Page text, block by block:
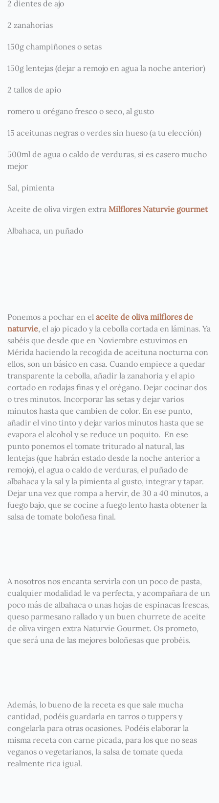
2 dientes de ajo
2 zanahorias
150g champiñones o setas
150g lentejas (dejar a remojo en agua la noche anterior)
2 tallos de apio
romero u orégano fresco o seco, al gusto
15 aceitunas negras o verdes sin hueso (a tu elección)
500ml de agua o caldo de verduras, si es casero mucho
mejor
Sal, pimienta
Aceite de oliva virgen extra Milflores Naturvie gourmet
Albahaca, un puñado
Ponemos a pochar en el aceite de oliva milflores de
naturvie, el ajo picado y la cebolla cortada en láminas. Ya
sabéis que desde que en Noviembre estuvimos en
Mérida haciendo la recogida de aceituna nocturna con
ellos, son un básico en casa. Cuando empiece a quedar
transparente la cebolla, añadir la zanahoria y el apio
cortado en rodajas finas y el orégano. Dejar cocinar dos
o tres minutos. Incorporar las setas y dejar varios
minutos hasta que cambien de color. En ese punto,
añadir el vino tinto y dejar varios minutos hasta que se
evapora el alcohol y se reduce un poquito. En ese
punto ponemos el tomate triturado al natural, las
lentejas (que habrán estado desde la noche anterior a
remojo), el agua o caldo de verduras, el puñado de
albahaca y la sal y la pimienta al gusto, integrar y tapar.
Dejar una vez que rompa a hervir, de 30 a 40 minutos, a
fuego bajo, que se cocine a fuego lento hasta obtener la
salsa de tomate boloñesa final.
A nosotros nos encanta servirla con un poco de pasta,
cualquier modalidad le va perfecta, y acompañara de un
poco más de albahaca o unas hojas de espinacas frescas,
queso parmesano rallado y un buen churrete de aceite
de oliva virgen extra Naturvie Gourmet. Os prometo,
que será una de las mejores boloñesas que probéis.
Además, lo bueno de la receta es que sale mucha
cantidad, podéis guardarla en tarros o tuppers y
congelarla para otras ocasiones. Podéis elaborar la
misma receta con carne picada, para los que no seas
veganos o vegetarianos, la salsa de tomate queda
realmente rica igual.